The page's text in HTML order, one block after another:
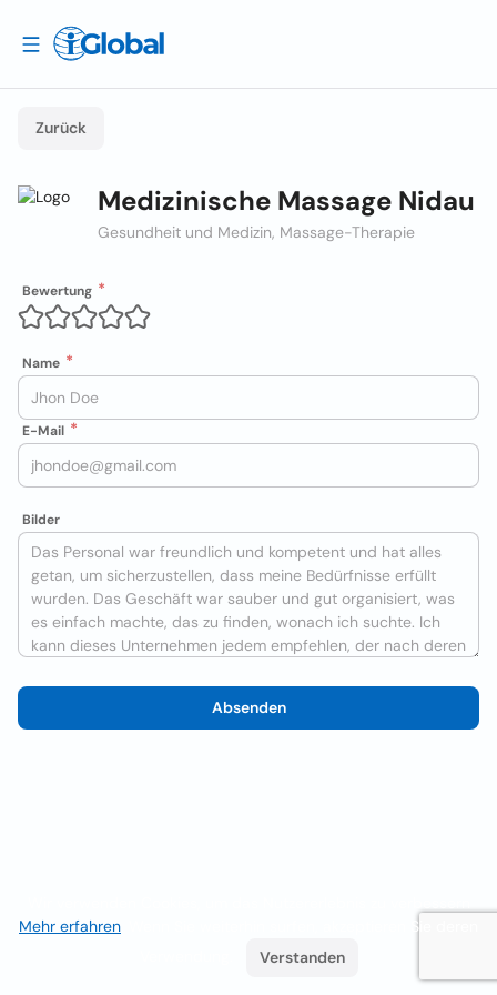
Zurück
Medizinische Massage Nidau
Gesundheit und Medizin, Massage-Therapie
Bewertung
Name
E-Mail
Bilder
Absenden
Mehr erfahren . Wenn Sie weiterhin surfen, akzeptieren Sie deren
Verstanden